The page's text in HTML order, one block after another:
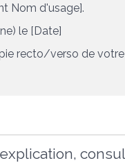
Nom d'usage].
le [Date]
recto/verso de